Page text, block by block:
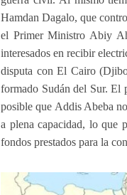
Hamdan Dagalo, que
el Primer Ministro Abiy
interesados ​​en recibir
disputa con El Cairo
formado Sudán del Sur. El
posible que Addis Abeba
a plena capacidad, lo que
fondos prestados para la